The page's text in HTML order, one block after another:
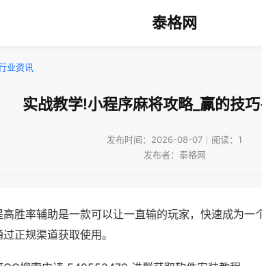
泰格网
业资讯
实战教学!小程序麻将攻略_赢的技
发布时间：2026-08-07｜阅读：1
发布者：泰格网
胜率辅助是一款可以让一直输的玩家，快速成为一
正规渠道获取使用。